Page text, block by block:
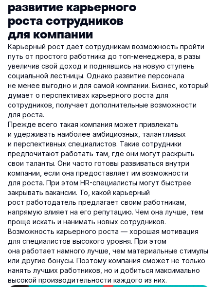
развитие карьерного
роста сотрудников
для компании
Карьерный рост даёт сотрудникам возможность пройти
путь от простого работника до топ-менеджера, в разы
увеличив свой доход и поднявшись на новую ступень
социальной лестницы. Однако развитие персонала
не менее выгодно и для самой компании. Бизнес, который
думает о перспективах карьерного роста для
сотрудников, получает дополнительные возможности
для роста.
Прежде всего такая компания может привлекать
и удерживать наиболее амбициозных, талантливых
и перспективных специалистов. Такие сотрудники
предпочитают работать там, где они могут раскрыть
свои таланты. Они часто готовы развиваться внутри
компании, если она предоставляет им возможности
для роста. При этом HR-специалисты могут быстрее
закрывать вакансии. То, какой карьерный
рост работодатель предлагает своим работникам,
напрямую влияет на его репутацию. Чем она лучше, тем
проще искать и нанимать новых сотрудников.
Возможность карьерного роста — хорошая мотивация
для специалистов высокого уровня. При этом
она работает намного лучше, чем материальные стимулы
или другие бонусы. Поэтому компания сможет не только
нанять лучших работников, но и добиться максимально
высокой производительности каждого из них.